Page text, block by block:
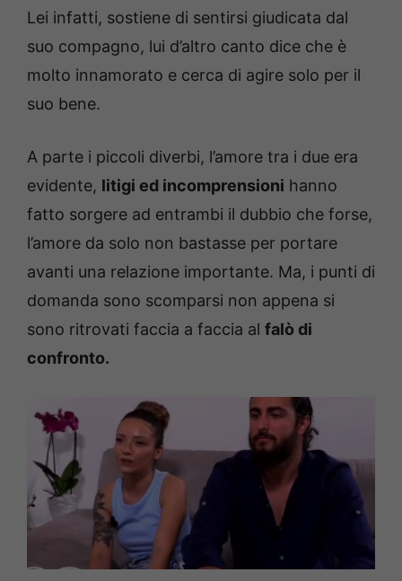
Lei infatti, sostiene di sentirsi giudicata dal
suo compagno, lui d’altro canto dice che è
molto innamorato e cerca di agire solo per il
suo bene.
A parte i piccoli diverbi, l’amore tra i due era
evidente, litigi ed incomprensioni hanno
fatto sorgere ad entrambi il dubbio che forse,
l’amore da solo non bastasse per portare
avanti una relazione importante. Ma, i punti di
domanda sono scomparsi non appena si
sono ritrovati faccia a faccia al falò di
confronto.